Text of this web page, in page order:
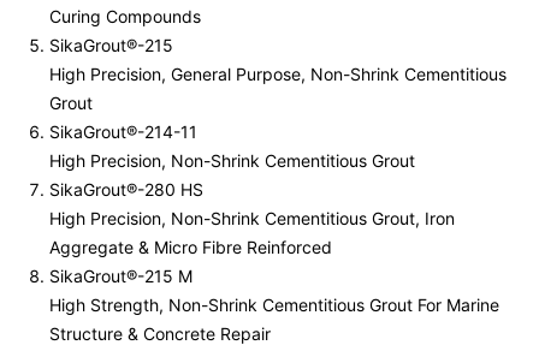
Curing Compounds
SikaGrout®-215
High Precision, General Purpose, Non-Shrink Cementitious
Grout
SikaGrout®-214-11
High Precision, Non-Shrink Cementitious Grout
SikaGrout®-280 HS
High Precision, Non-Shrink Cementitious Grout, Iron
Aggregate & Micro Fibre Reinforced
SikaGrout®-215 M
High Strength, Non-Shrink Cementitious Grout For Marine
Structure & Concrete Repair